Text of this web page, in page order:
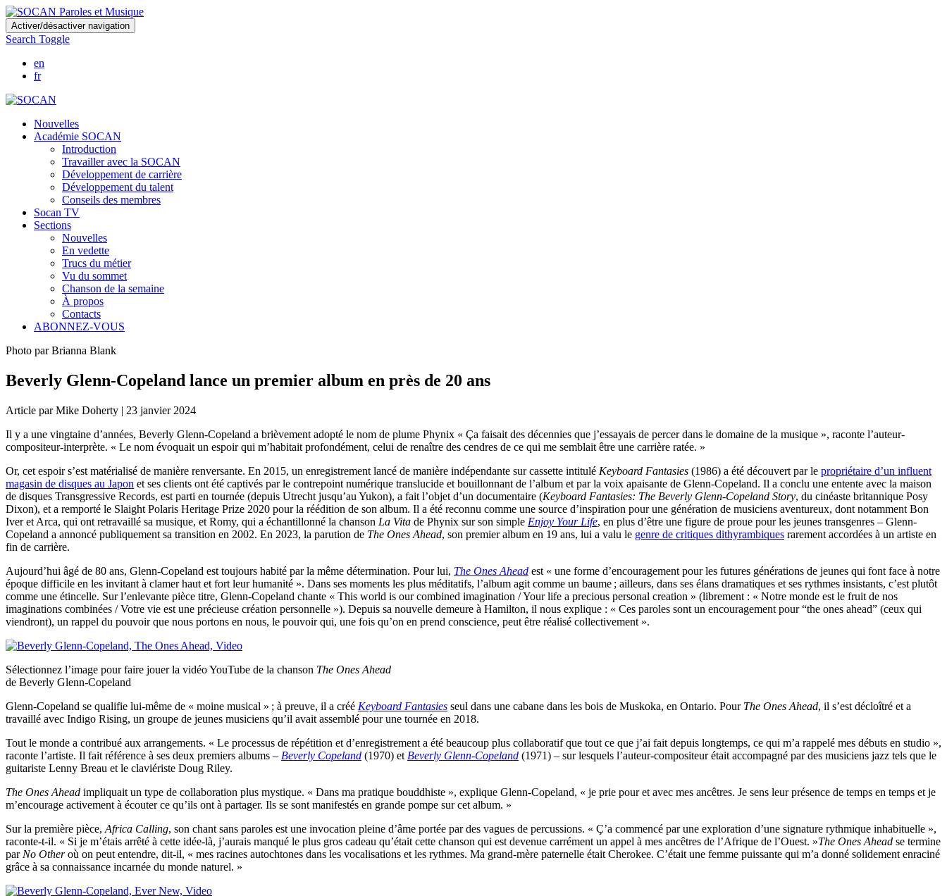
Skip
to
main
content
Activer/désactiver navigation
Search Toggle
en
fr
Nouvelles
Académie SOCAN
Introduction
Travailler avec la SOCAN
Développement de carrière
Développement du talent
Conseils des membres
Socan TV
Sections
Nouvelles
En vedette
Trucs du métier
Vu du sommet
Chanson de la semaine
À propos
Contacts
ABONNEZ-VOUS
Photo par Brianna Blank
Beverly Glenn-Copeland lance un premier album en près de 20 ans
Article par Mike Doherty | 23 janvier 2024
Il y a une vingtaine d’années, Beverly Glenn-Copeland a brièvement adopté le nom de plume Phynix « Ça faisait des décennies que j’essayais de percer dans le domaine de la musique », raconte l’auteur-
compositeur-interprète. « Le nom évoquait un espoir qui m’habitait profondément, celui de renaître des cendres de ce qui me semblait être une carrière ratée. »
Or, cet espoir s’est matérialisé de manière renversante. En 2015, un enregistrement lancé de manière indépendante sur cassette intitulé Keyboard Fantasies (1986) a été découvert par le propriétaire d’un influent
magasin de disques au Japon et ses clients ont été captivés par le contrepoint numérique translucide et bouillonnant de l’album et par la voix apaisante de Glenn-Copeland. Il a conclu une entente avec la maison
de disques Transgressive Records, est parti en tournée (depuis Utrecht jusqu’au Yukon), a fait l’objet d’un documentaire (Keyboard Fantasies: The Beverly Glenn-Copeland Story, du cinéaste britannique Posy
Dixon), et a remporté le Slaight Polaris Heritage Prize 2020 pour la réédition de son album. Il a été reconnu comme une source d’inspiration pour une génération de musiciens aventureux, dont notamment Bon
Iver et Arca, qui ont retravaillé sa musique, et Romy, qui a échantillonné la chanson La Vita de Phynix sur son simple Enjoy Your Life, en plus d’être une figure de proue pour les jeunes transgenres – Glenn-
Copeland a annoncé publiquement sa transition en 2002. En 2023, la parution de The Ones Ahead, son premier album en 19 ans, lui a valu le genre de critiques dithyrambiques rarement accordées à un artiste en
fin de carrière.
Aujourd’hui âgé de 80 ans, Glenn-Copeland est toujours habité par la même détermination. Pour lui, The Ones Ahead est « une forme d’encouragement pour les futures générations de jeunes qui font face à notre
époque difficile en les invitant à clamer haut et fort leur humanité ». Dans ses moments les plus méditatifs, l’album agit comme un baume ; ailleurs, dans ses élans dramatiques et ses rythmes insistants, c’est plutôt
comme une étincelle. Sur l’enlevante pièce titre, Glenn-Copeland chante « This world is our combined imagination / Your life a precious personal creation » (librement : « Notre monde est le fruit de nos
imaginations combinées / Votre vie est une précieuse création personnelle »). Depuis sa nouvelle demeure à Hamilton, il nous explique : « Ces paroles sont un encouragement pour “the ones ahead” (ceux qui
viendront), un rappel du pouvoir que nous portons en nous, le pouvoir qui, une fois qu’on en prend conscience, peut être réalisé collectivement ».
Sélectionnez l’image pour faire jouer la vidéo YouTube de la chanson The Ones Ahead
de Beverly Glenn-Copeland
Glenn-Copeland se qualifie lui-même de « moine musical » ; à preuve, il a créé Keyboard Fantasies seul dans une cabane dans les bois de Muskoka, en Ontario. Pour The Ones Ahead, il s’est décloîtré et a
travaillé avec Indigo Rising, un groupe de jeunes musiciens qu’il avait assemblé pour une tournée en 2018.
Tout le monde a contribué aux arrangements. « Le processus de répétition et d’enregistrement a été beaucoup plus collaboratif que tout ce que j’ai fait depuis longtemps, ce qui m’a rappelé mes débuts en studio »,
raconte l’artiste. Il fait référence à ses deux premiers albums – Beverly Copeland (1970) et Beverly Glenn-Copeland (1971) – sur lesquels l’auteur-compositeur était accompagné par des musiciens jazz tels que le
guitariste Lenny Breau et le claviériste Doug Riley.
The Ones Ahead impliquait un type de collaboration plus mystique. « Dans ma pratique bouddhiste », explique Glenn-Copeland, « je prie pour et avec mes ancêtres. Je sens leur présence de temps en temps et je
m’encourage activement à écouter ce qu’ils ont à partager. Ils se sont manifestés en grande pompe sur cet album. »
Sur la première pièce, Africa Calling, son chant sans paroles est une invocation pleine d’âme portée par des vagues de percussions. « Ç’a commencé par une exploration d’une signature rythmique inhabituelle »,
raconte-t-il. « Si je m’étais arrêté à cette idée-là, j’aurais manqué le plus gros cadeau qu’était cette chanson qui est devenue carrément un appel à mes ancêtres de l’Afrique de l’Ouest. »The Ones Ahead se termine
par No Otheroù on peut entendre, dit-il, « mes racines autochtones dans les vocalisations et les rythmes. Ma grand-mère paternelle était Cherokee. C’était une femme puissante qui m’a donné solidement enraciné
grâce à sa connaissance incarnée du monde naturel. »